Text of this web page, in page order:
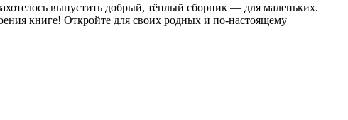
выпустить добрый, тёплый сборник — для маленьких.
книге! Откройте для своих родных и по-настоящему